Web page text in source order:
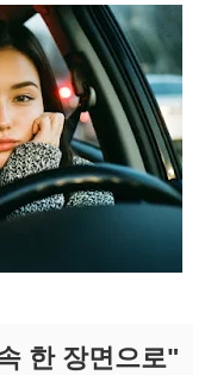
한 장면으로"